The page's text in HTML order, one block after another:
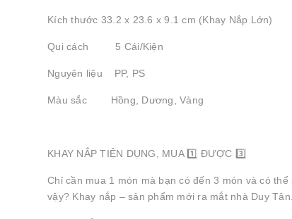
Kích thước 33.2 x 23.6 x 9.1 cm (Khay Nắp Lớn)
Qui cách 5 Cái/Kiện
Nguyên liệu PP, PS
Màu sắc Hồng, Dương, Vàng
KHAY NẮP TIỆN DỤNG, MUA 1️⃣ ĐƯỢC 3️⃣
Chỉ cần mua 1 món mà bạn có đến 3 món và có
vậy? Khay nắp – sản phẩm mới ra mắt nhà Duy Tân.